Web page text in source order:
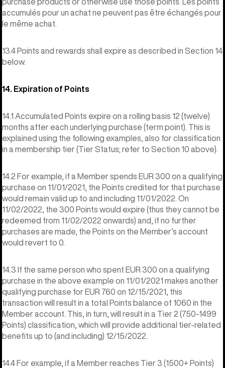
accumulés pour un achat ne peuvent pas être échangés pour
le même achat.
13.4 Points and rewards shall expire as described in Section 14
below.
14. Expiration of Points
14.1 Accumulated Points expire on a rolling basis 12 (twelve)
months after each underlying purchase (term point). This is
explained using the following examples, also for classification
in a membership tier (Tier Status; refer to Section 10 above).
14.2 For example, if a Member spends EUR 300 on a qualifying
purchase on 11/01/2021, the Points credited for that purchase
would remain valid up to and including 11/01/2022. On
11/02/2022, the 300 Points would expire (thus they cannot be
redeemed from 11/02/2022 onwards) and, if no further
purchases are made, the Points on the Member’s account
would revert to 0.
14.3 If the same person who spent EUR 300 on a qualifying
purchase in the above example on 11/01/2021 makes another
qualifying purchase for EUR 760 on 12/15/2021, this
transaction will result in a total Points balance of 1060 in the
Member account. This, in turn, will result in a Tier 2 (750-1499
Points) classification, which will provide additional tier-related
benefits up to (and including) 12/15/2022.
14.4 For example, if a Member reaches Tier 3 (1500+ Points)